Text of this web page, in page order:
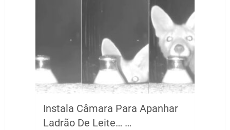
Instala Câmara Para Apanhar
Ladrão De Leite… …